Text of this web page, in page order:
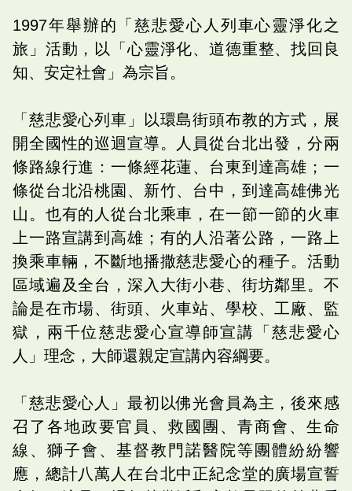
1997年舉辦的「慈悲愛心人列車心靈淨化之
旅」活動，以「心靈淨化、道德重整、找回良
知、安定社會」為宗旨。
「慈悲愛心列車」以環島街頭布教的方式，展
開全國性的巡迴宣導。人員從台北出發，分兩
條路線行進：一條經花蓮、台東到達高雄；一
條從台北沿桃園、新竹、台中，到達高雄佛光
山。也有的人從台北乘車，在一節一節的火車
上一路宣講到高雄；有的人沿著公路，一路上
換乘車輛，不斷地播撒慈悲愛心的種子。活動
區域遍及全台，深入大街小巷、街坊鄰里。不
論是在市場、街頭、火車站、學校、工廠、監
獄，兩千位慈悲愛心宣導師宣講「慈悲愛心
人」理念，大師還親定宣講內容綱要。
「慈悲愛心人」最初以佛光會員為主，後來感
召了各地政要官員、救國團、青商會、生命
線、獅子會、基督教門諾醫院等團體紛紛響
應，總計八萬人在台北中正紀念堂的廣場宣誓